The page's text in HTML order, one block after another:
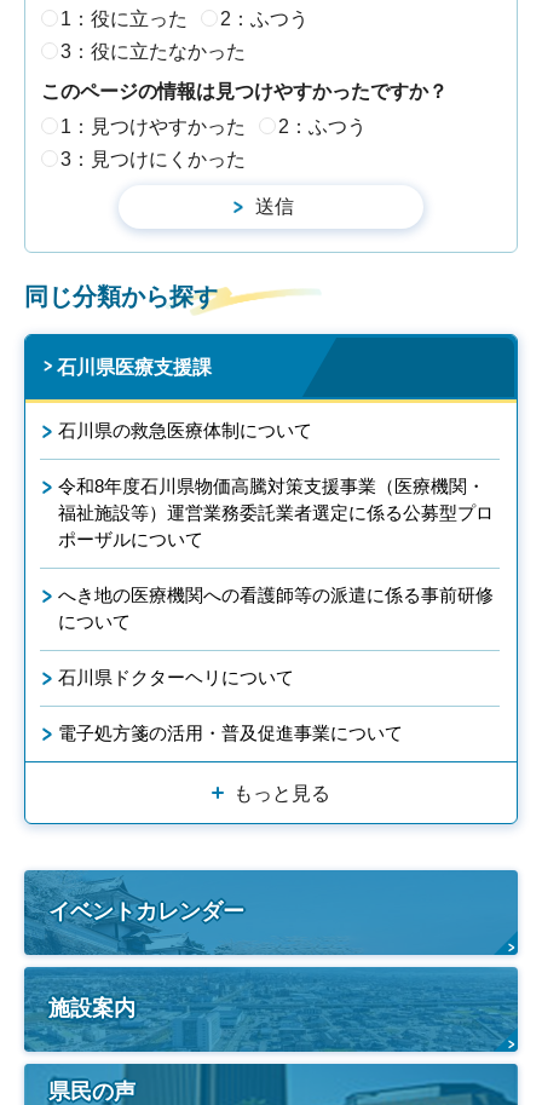
1：役に立った
2：ふつう
3：役に立たなかった
このページの情報は見つけやすかったですか？
1：見つけやすかった
2：ふつう
3：見つけにくかった
同じ分類から探す
石川県医療支援課
石川県の救急医療体制について
令和8年度石川県物価高騰対策支援事業（医療機関・
福祉施設等）運営業務委託業者選定に係る公募型プロ
ポーザルについて
へき地の医療機関への看護師等の派遣に係る事前研修
について
石川県ドクターヘリについて
電子処方箋の活用・普及促進事業について
もっと見る
イベントカレンダー
施設案内
県民の声